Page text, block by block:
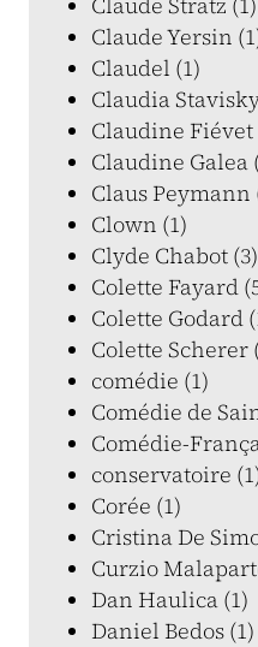
Claude Yersin
Claudel (1)
Claudia
Claudine Fiévet
Claudine Galea
Claus Peymann
Clown (1)
Clyde Chabot (3)
Colette Fayard
Colette Godard
Colette Scherer
comédie (1)
Comédie de
Comédie-
conservatoire
Corée (1)
Cristina De
Curzio
Dan Haulica (1)
Daniel Bedos (1)